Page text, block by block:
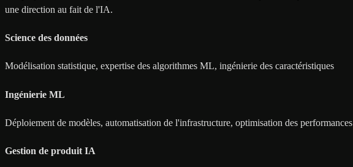
une direction au fait de l'IA.
Science des données
Modélisation statistique, expertise des algorithmes ML, ingénierie des caractéristiques
Ingénierie ML
Déploiement de modèles, automatisation de l'infrastructure, optimisation des performances
Gestion de produit IA